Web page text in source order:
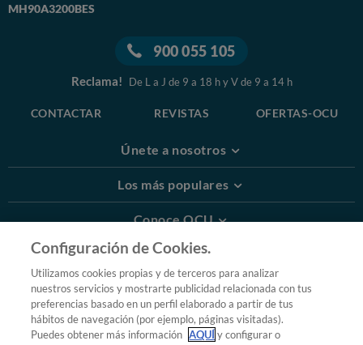
MH90A3200BES
900 055 105
Reclama! De L a J de 9 a 18 h y V de 9 a 14 h
CONTACTAR REVISTAS OFERTAS-OCU
Únete a nosotros
Los más populares
Conoce OCU
Más Información
© 2026 OCU
Condiciones generales de contratación de OCU
Política de privacidad
Configuración de Cookies.
Utilizamos cookies propias y de terceros para analizar
nuestros servicios y mostrarte publicidad relacionada con tus
preferencias basado en un perfil elaborado a partir de tus
hábitos de navegación (por ejemplo, páginas visitadas).
Puedes obtener más información AQUÍy configurar o